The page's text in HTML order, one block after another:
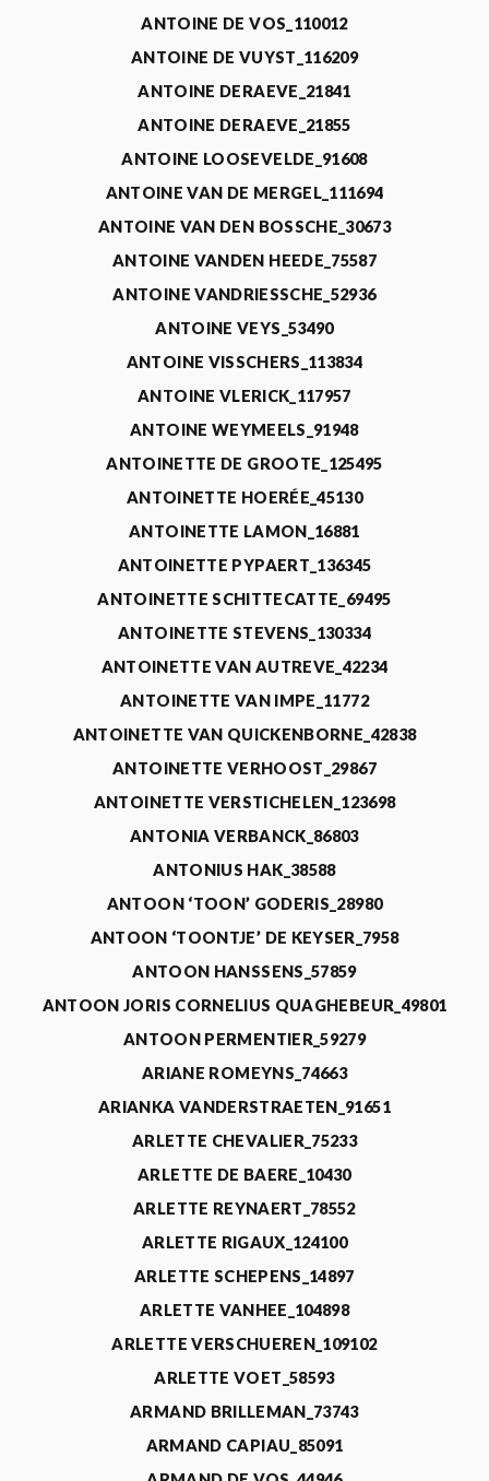
ANTOINE DE VOS_110012
ANTOINE DE VUYST_116209
ANTOINE DERAEVE_21841
ANTOINE DERAEVE_21855
ANTOINE LOOSEVELDE_91608
ANTOINE VAN DE MERGEL_111694
ANTOINE VAN DEN BOSSCHE_30673
ANTOINE VANDEN HEEDE_75587
ANTOINE VANDRIESSCHE_52936
ANTOINE VEYS_53490
ANTOINE VISSCHERS_113834
ANTOINE VLERICK_117957
ANTOINE WEYMEELS_91948
ANTOINETTE DE GROOTE_125495
ANTOINETTE HOERÉE_45130
ANTOINETTE LAMON_16881
ANTOINETTE PYPAERT_136345
ANTOINETTE SCHITTECATTE_69495
ANTOINETTE STEVENS_130334
ANTOINETTE VAN AUTREVE_42234
ANTOINETTE VAN IMPE_11772
ANTOINETTE VAN QUICKENBORNE_42838
ANTOINETTE VERHOOST_29867
ANTOINETTE VERSTICHELEN_123698
ANTONIA VERBANCK_86803
ANTONIUS HAK_38588
ANTOON ‘TOON’ GODERIS_28980
ANTOON ‘TOONTJE’ DE KEYSER_7958
ANTOON HANSSENS_57859
ANTOON JORIS CORNELIUS QUAGHEBEUR_49801
ANTOON PERMENTIER_59279
ARIANE ROMEYNS_74663
ARIANKA VANDERSTRAETEN_91651
ARLETTE CHEVALIER_75233
ARLETTE DE BAERE_10430
ARLETTE REYNAERT_78552
ARLETTE RIGAUX_124100
ARLETTE SCHEPENS_14897
ARLETTE VANHEE_104898
ARLETTE VERSCHUEREN_109102
ARLETTE VOET_58593
ARMAND BRILLEMAN_73743
ARMAND CAPIAU_85091